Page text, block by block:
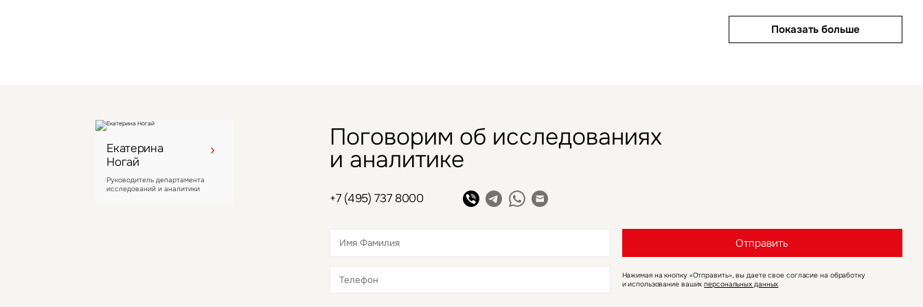
Показать больше
Показать больше
Екатерина
Ногай
Руководитель департамента
исследований и аналитики
Поговорим об исследованиях
и аналитике
+7 (495) 737 8000
Отправить
Нажимая на кнопку «Отправить», вы даете свое согласие на обработку
и использование вашихперсональных данных